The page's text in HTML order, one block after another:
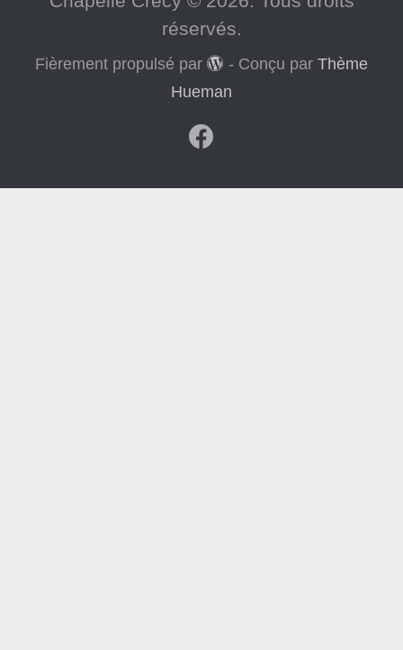
réservés.
Fièrement propulsé par - Conçu par Thème
Hueman